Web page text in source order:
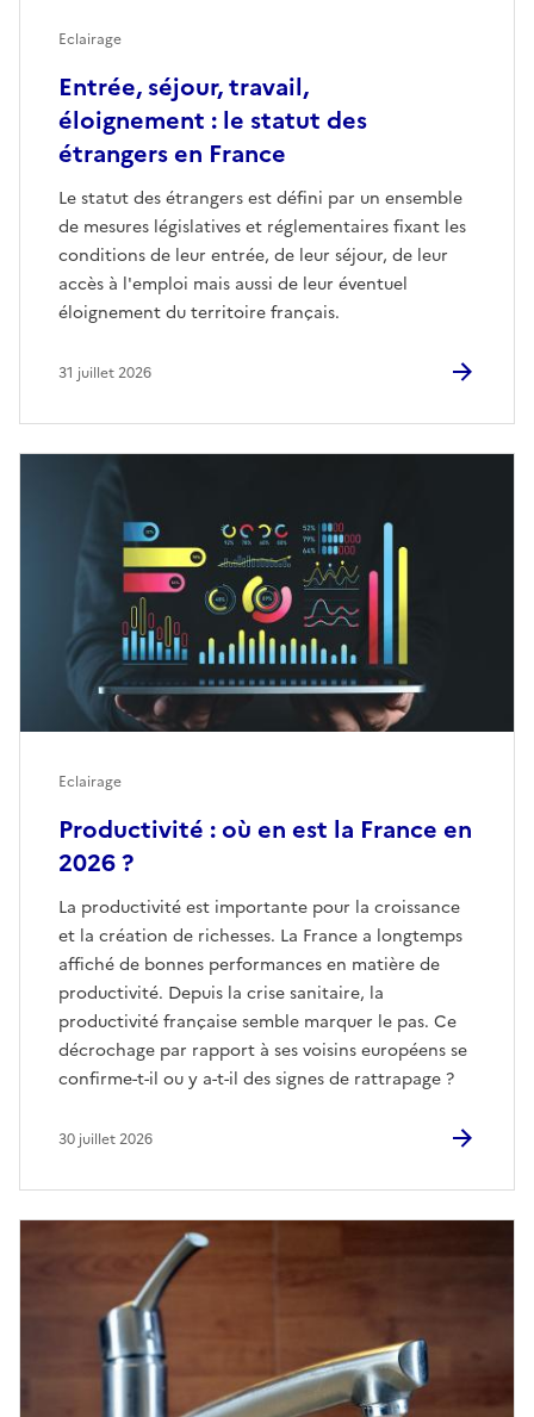
Entrée, séjour, travail,
éloignement : le statut des
étrangers en France
Le statut des étrangers est défini par un ensemble
de mesures législatives et réglementaires fixant les
conditions de leur entrée, de leur séjour, de leur
accès à l'emploi mais aussi de leur éventuel
éloignement du territoire français.
Eclairage
31 juillet 2026
Productivité : où en est la France en
2026 ?
La productivité est importante pour la croissance
et la création de richesses. La France a longtemps
affiché de bonnes performances en matière de
productivité. Depuis la crise sanitaire, la
productivité française semble marquer le pas. Ce
décrochage par rapport à ses voisins européens se
confirme-t-il ou y a-t-il des signes de rattrapage ?
Eclairage
30 juillet 2026